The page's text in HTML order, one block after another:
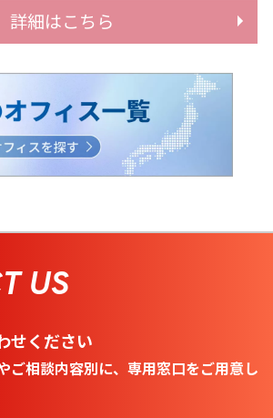
詳細はこちら
US
せください
ご相談内容別に、専用窓口をご用意し